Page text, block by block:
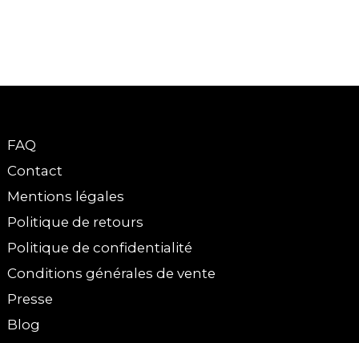
FAQ
Contact
Mentions légales
Politique de retours
Politique de confidentialité
Conditions générales de vente
Presse
Blog